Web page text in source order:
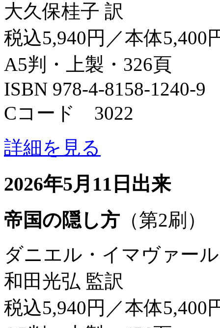
大久保桂子 訳
税込5,940円／本体5,400
A5判・上製・326頁
ISBN 978-4-8158-1240-9
Cコード 3022
詳細を見る
2026年5月11日出来
帝国の隠し方 （第2刷）
ダニエル・イマヴァー
和田光弘 監訳
税込5,940円／本体5,400